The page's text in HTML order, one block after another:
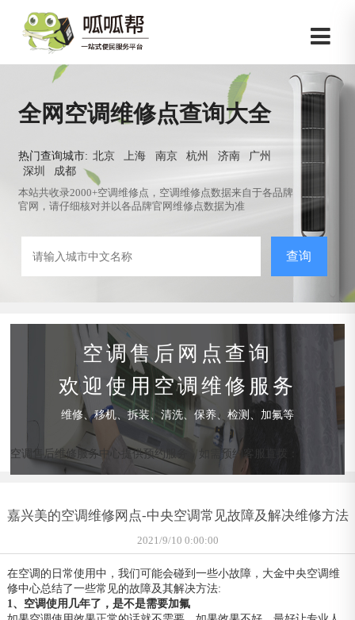
全网空调维修点查询大全
热门查询城市: 北京 上海 南京 杭州 济南
广州
深圳
成都
本站共收录2000+空调维修点，空调维修点数据来自于各品牌
官网，请仔细核对并以各品牌官网维修点数据为准
查询
空调售后网点查询
欢迎使用空调维修服务
维修、移机、拆装、清洗、保养、检测、加氟等
空调售后维修服务中心提供预约服务，如需预约客服直拨：
嘉兴美的空调维修网点-中央空调常见故障及解决维修方法
2021/9/10 0:00:00
在空调的日常使用中，我们可能会碰到一些小故障，大金中央空调维
修中心总结了一些常见的故障及其解决方法:
1、空调使用几年了，是不是需要加氟